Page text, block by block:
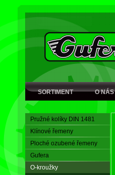
SORTIMENT O NÁS
Pružné kolíky DIN 1481
Klínové řemeny
Ploché ozubené řemeny
Gufera
O-kroužky